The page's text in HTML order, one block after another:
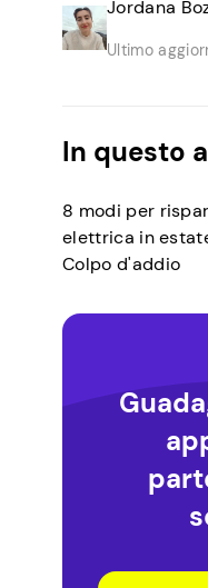
Jordana
Ultimo
In questo
8 modi per
elettrica in
Colpo d'addio